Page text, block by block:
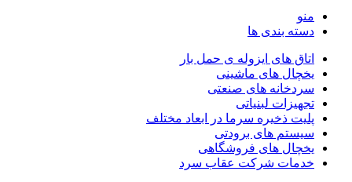
منو
دسته بندی ها
اتاق های ایزوله ی حمل بار
یخچال های ماشینی
سردخانه های صنعتی
تجهیزات لبنیاتی
پلیت ذخیره سرما در ابعاد مختلف
سیستم های برودتی
یخچال های فروشگاهی
خدمات شرکت عقاب سرد